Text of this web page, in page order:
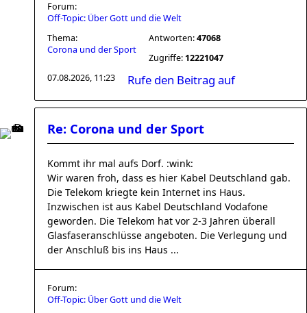
Forum:
Off-Topic: Über Gott und die Welt
Thema:
Corona und der Sport
Antworten:47068
Zugriffe: 12221047
07.08.2026, 11:23
Rufe den Beitrag auf
Re: Corona und der Sport
Kommt ihr mal aufs Dorf. :wink:
Wir waren froh, dass es hier Kabel Deutschland gab.
Die Telekom kriegte kein Internet ins Haus.
Inzwischen ist aus Kabel Deutschland Vodafone
geworden. Die Telekom hat vor 2-3 Jahren überall
Glasfaseranschlüsse angeboten. Die Verlegung und
der Anschluß bis ins Haus ...
Forum:
Off-Topic: Über Gott und die Welt